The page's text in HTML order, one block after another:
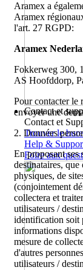
Contact et
Contact et
Trouver le
Help &
Foire aux
Aramex a
Aramex
l'art. 27 RGPD:
Aramex
Fokkerweg 300,
AS Hoofddorp,
Pour contacter le
envoyer une
2. Données
En proposant ses
destinataires,
physiques, de
(conjointement
collectera et
utilisateurs /
identification soit
informations
mesure de
d'autres
utilisateurs /